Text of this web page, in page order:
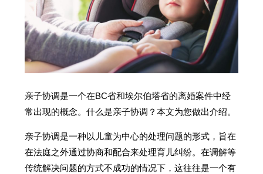
亲子协调是一个在BC省和埃尔伯塔省的离婚案件中经
常出现的概念。什么是亲子协调？本文为您做出介绍。
亲子协调是一种以儿童为中心的处理问题的形式，旨在
在法庭之外通过协商和配合来处理育儿纠纷。在调解等
传统解决问题的方式不成功的情况下，这往往是一个有